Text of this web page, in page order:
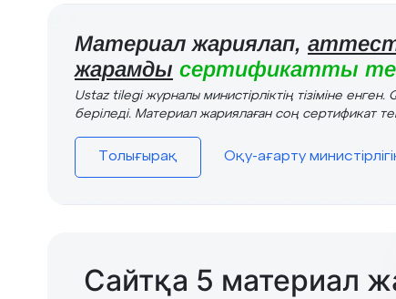
Материал жариялап,
жарамды сертификатты
Ustaz tilegi журналы министірліктің тізіміне
беріледі. Материал жариялаған соң сертификат
Толығырақ Оқу-ағарту
Сайтқа 5 материал